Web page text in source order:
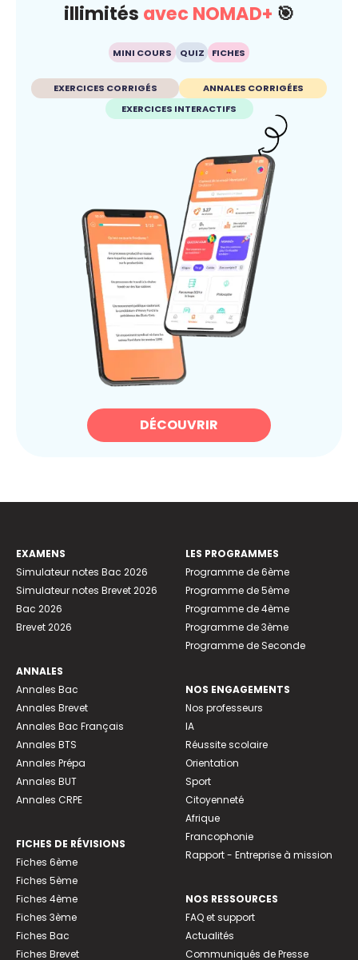
illimités avec NOMAD+ 🎯
MINI COURS QUIZ FICHES
EXERCICES CORRIGÉS
ANNALES CORRIGÉES
EXERCICES INTERACTIFS
DÉCOUVRIR
EXAMENS
Simulateur notes Bac 2026
Simulateur notes Brevet 2026
Bac 2026
Brevet 2026
ANNALES
Annales Bac
Annales Brevet
Annales Bac Français
Annales BTS
Annales Prépa
Annales BUT
Annales CRPE
FICHES DE RÉVISIONS
Fiches 6ème
Fiches 5ème
Fiches 4ème
Fiches 3ème
Fiches Bac
Fiches Brevet
LES PROGRAMMES
Programme de 6ème
Programme de 5ème
Programme de 4ème
Programme de 3ème
Programme de Seconde
NOS ENGAGEMENTS
Nos professeurs
IA
Réussite scolaire
Orientation
Sport
Citoyenneté
Afrique
Francophonie
Rapport - Entreprise à mission
NOS RESSOURCES
FAQ et support
Actualités
Communiqués de Presse